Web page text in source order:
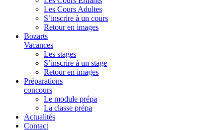
Les Cours Adultes
S’inscrire à un cours
Retour en images
Bozarts
Vacances
Les stages
S’inscrire à un stage
Retour en images
Préparations
concours
Le module prépa
La classe prépa
Actualités
Contact